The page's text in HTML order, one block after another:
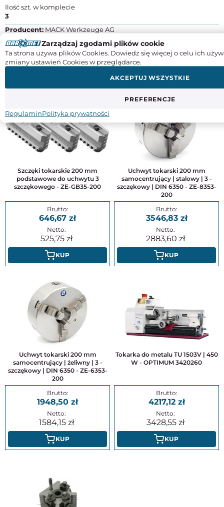
Ilość szt. w komplecie
3
Producent: MACK Werkzeuge AG
Adres:Eichendorffstraße 20, D-89567 Sontheim Brenz
Kraj pochodzenia:Niemcy
Kontakt: +49 (0) 73 25 / 96 09-0, info@mack-werkzeuge.de
DO TEGO PRODUKTU POLECAMY
Szczęki tokarskie 200 mm
podstawowe do uchwytu 3
szczękowego - ZE-GB35-200
646,67
525,75
KUP
Uchwyt tokarski 200 mm
samocentrujący | stalowy | 3 -
szczękowy | DIN 6350 - ZE-8353-
200
3546,83
2883,60
KUP
Uchwyt tokarski 200 mm
samocentrujący | żeliwny | 3 -
szczękowy | DIN 6350 - ZE-6353-
200
1948,50
1584,15
KUP
Tokarka do metalu TU 1503V | 450
W - OPTIMUM 3420260
4217,12
3428,55
KUP
Zarządzaj zgodami plików cookie
Ta strona używa plików Cookies. Dowiedz się więcej o celu ich
zmiany ustawień Cookies w przeglądarce.
PREFERENCJE
AKCEPTUJ WSZYSTKIE
RegulaminPolityka prywatności